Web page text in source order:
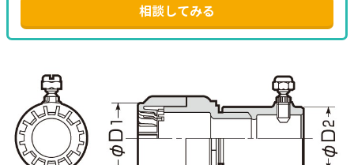
相談してみる